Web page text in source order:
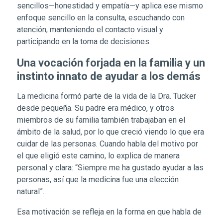
sencillos—honestidad y empatía—y aplica ese mismo
enfoque sencillo en la consulta, escuchando con
atención, manteniendo el contacto visual y
participando en la toma de decisiones.
Una vocación forjada en la familia y un
instinto innato de ayudar a los demás
La medicina formó parte de la vida de la Dra. Tucker
desde pequeña. Su padre era médico, y otros
miembros de su familia también trabajaban en el
ámbito de la salud, por lo que creció viendo lo que era
cuidar de las personas. Cuando habla del motivo por
el que eligió este camino, lo explica de manera
personal y clara: “Siempre me ha gustado ayudar a las
personas, así que la medicina fue una elección
natural”.
Esa motivación se refleja en la forma en que habla de